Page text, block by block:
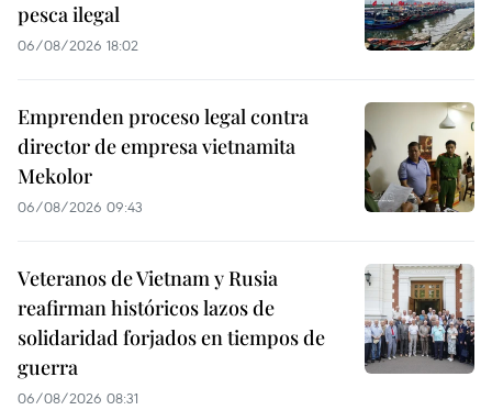
pesca ilegal
06/08/2026 18:02
Emprenden proceso legal contra
director de empresa vietnamita
Mekolor
06/08/2026 09:43
Veteranos de Vietnam y Rusia
reafirman históricos lazos de
solidaridad forjados en tiempos de
guerra
06/08/2026 08:31